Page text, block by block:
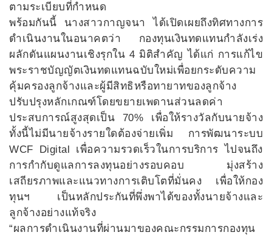
ตามระเบียบที่กำหนด
พร้อมกันนี้ นางสาวกาญจนา ได้เปิดเผยถึงทิศทางการ
ดำเนินงานในอนาคตว่า กองทุนเงินทดแทนกำลังเร่ง
ผลักดันแผนงานเชิงรุกใน 4 มิติสำคัญ ได้แก่ การแก้ไข
พระราชบัญญัตเงินทดแทนฉบับใหม่เพื่อยกระดับความ
คุ้มครองลูกจ้างและผู้มีสิทธิหรือทายาทของลูกจ้าง
ปรับปรุงหลักเกณฑ์โดยขยายเพดานส่วนลดค่า
ประสบการณ์สูงสุดเป็น 70% เพื่อให้รางวัลกับนายจ้าง
ทั้งนี้ไม่มีนายจ้างรายใดต้องจ่ายเพิ่ม การพัฒนาระบบ
WCF Digital เพื่อความรวดเร็วในการบริการ ไปจนถึง
การกำกับดูแลการลงทุนอย่างรอบคอบ มุ่งสร้าง
เสถียรภาพและแนวทางการเติบโตที่มั่นคง เพื่อให้กอง
ทุนฯ เป็นหลักประกันที่พึ่งพาได้ของทั้งนายจ้างและ
ลูกจ้างอย่างแท้จริง
“ผลการดำเนินงานที่ผ่านมาของคณะกรรมการกองทุน